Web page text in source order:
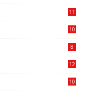
11
10
8
12
10